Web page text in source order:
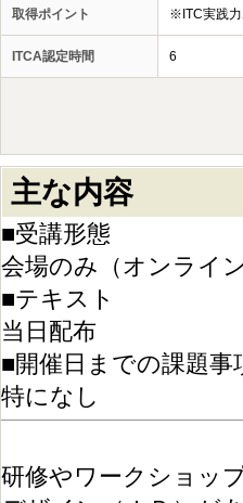
取得ポイント ※ITC実践力
ITCA認定時間 6
主な内容
■受講形態
会場のみ（オンライン
■テキスト
当日配布
■開催日までの課題事
特になし
研修やワークショッ